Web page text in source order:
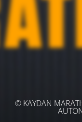
© KAYDAN